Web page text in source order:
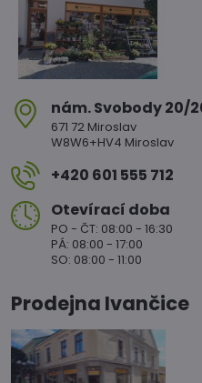
nám​. Svobody 20/
671 72 Miroslav
W8W6+HV4 Miroslav
+420 601 555 712
Otevírací doba
PO - ČT: 08:00 - 16:30
PÁ: 08:00 - 17:00
SO: 08:00 - 11:00
Prodejna Ivančice